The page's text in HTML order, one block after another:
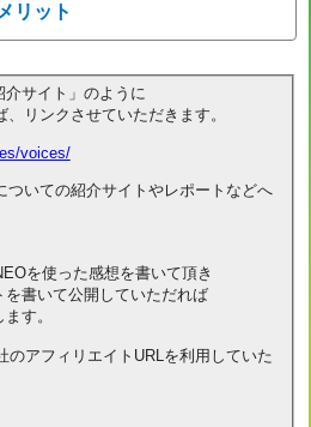
リット
サイト」のように
リンクさせていただきます。
voices/
ついての紹介サイトやレポートなどへ
を使った感想を書いて頂き
を書いて公開していただれば
す。
のアフィリエイトURLを利用していた